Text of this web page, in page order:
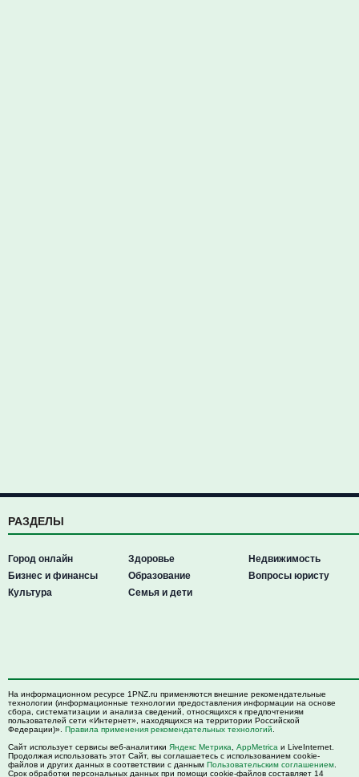
РАЗДЕЛЫ
Город онлайн
Бизнес и финансы
Культура
Здоровье
Образование
Семья и дети
Недвижимость
Вопросы юристу
На информационном ресурсе 1PNZ.ru применяются внешние рекомендательные
технологии (информационные технологии предоставления информации на основе
сбора, систематизации и анализа сведений, относящихся к предпочтениям
пользователей сети «Интернет», находящихся на территории Российской
Федерации)». Правила применения рекомендательных технологий
Сайт использует сервисы веб-аналитики Яндекс Метрика AppMetrica и LiveInternet.
Продолжая использовать этот Сайт, вы соглашаетесь с использованием cookie-
файлов и других данных в соответствии с данным Пользовательским соглашением
Срок обработки персональных данных при помощи cookie-файлов составляет 14